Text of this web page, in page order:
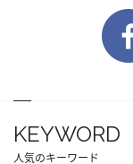
KEYWORD
人気のキーワード